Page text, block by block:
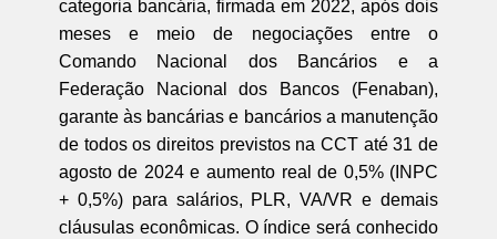
categoria bancária, firmada em 2022, após dois
meses e meio de negociações entre o
Comando Nacional dos Bancários e a
Federação Nacional dos Bancos (Fenaban),
garante às bancárias e bancários a manutenção
de todos os direitos previstos na CCT até 31 de
agosto de 2024 e aumento real de 0,5% (INPC
+ 0,5%) para salários, PLR, VA/VR e demais
cláusulas econômicas. O índice será conhecido